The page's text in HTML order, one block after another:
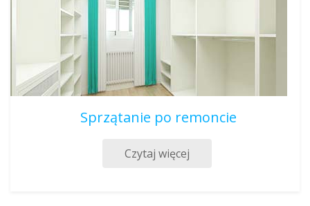
Sprzątanie po remoncie
Czytaj więcej